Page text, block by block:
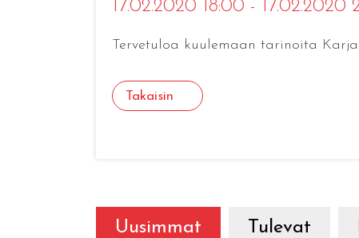
17.02.2020 18:00 - 17.02.2020
Tervetuloa kuulemaan tarinoita
Takaisin
Uusimmat Tulevat